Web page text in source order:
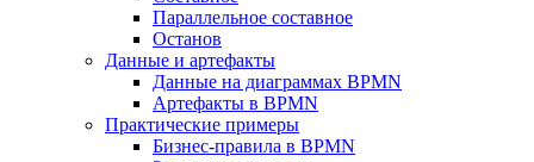
Параллельное составное
Останов
Данные и артефакты
Данные на диаграммах BPMN
Артефакты в BPMN
Практические примеры
Бизнес-правила в BPMN